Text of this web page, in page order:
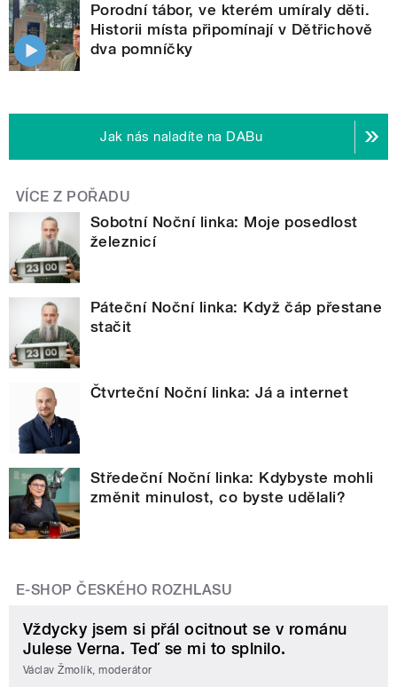
Porodní tábor, ve kterém umíraly děti.
Historii místa připomínají v Dětřichově
dva pomníčky
Jak nás naladíte na DABu
VÍCE Z POŘADU
Sobotní Noční linka: Moje posedlost
železnicí
Páteční Noční linka: Když čáp přestane
stačit
Čtvrteční Noční linka: Já a internet
Středeční Noční linka: Kdybyste mohli
změnit minulost, co byste udělali?
E-SHOP ČESKÉHO ROZHLASU
Vždycky jsem si přál ocitnout se v románu
Julese Verna. Teď se mi to splnilo.
Václav Žmolík, moderátor